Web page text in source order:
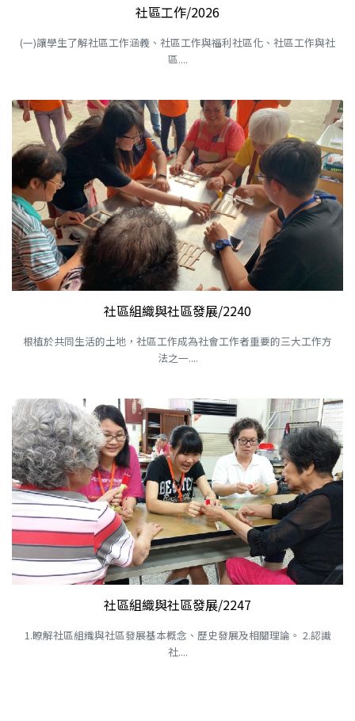
社區工作/2026
(一)讓學生了解社區工作涵義、社區工作與福利社區化、社區工作與社
區....
社區組織與社區發展/2240
根植於共同生活的土地，社區工作成為社會工作者重要的三大工作方
法之一....
社區組織與社區發展/2247
1.瞭解社區組織與社區發展基本概念、歷史發展及相關理論。 2.認識
社....